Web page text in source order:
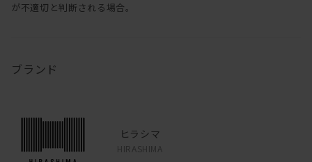
が不適切と判断される場合。
ブランド
ヒラシマ
HIRASHIMA